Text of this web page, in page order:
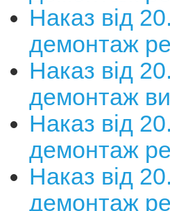
Наказ від
демонтаж
Наказ від
демонтаж
Наказ від
демонтаж
Наказ від
демонтаж